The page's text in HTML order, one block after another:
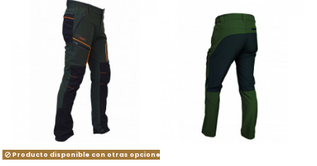
Producto disponible con otras opciones